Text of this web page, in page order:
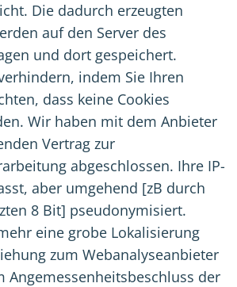
Die dadurch erzeugten
auf den Server des
und dort gespeichert.
indem Sie Ihren
dass keine Cookies
Wir haben mit dem Anbieter
Vertrag zur
abgeschlossen. Ihre IP-
aber umgehend [zB durch
8 Bit] pseudonymisiert.
eine grobe Lokalisierung
zum Webanalyseanbieter
Angemessenheitsbeschluss der